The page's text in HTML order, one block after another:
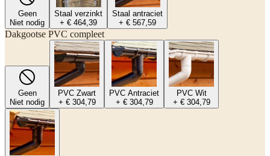
Geen
Niet nodig
Staal verzinkt
+ € 464,39
Staal antraciet
+ € 567,59
Dakgootse PVC compleet
Geen
Niet nodig
PVC Zwart
+ € 304,79
PVC Antraciet
+ € 304,79
PVC Wit
+ € 304,79